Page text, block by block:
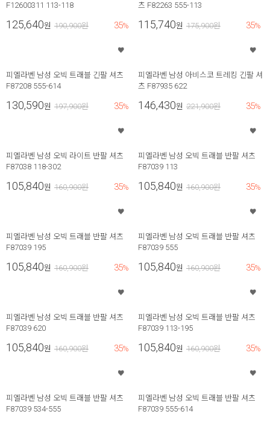
F12600311 113-118
125,640원 190,900원 35%
츠 F82263 555-113
115,740원 175,900원 35%
피엘라벤 남성 오빅 트래블 긴팔 셔츠
F87208 555-614
130,590원 197,900원 35%
피엘라벤 남성 아비스코 트레킹 긴팔 셔
츠 F87935 622
146,430원 221,900원 35%
피엘라벤 남성 오빅 라이트 반팔 셔츠
F87038 118-302
105,840원 160,900원 35%
피엘라벤 남성 오빅 트래블 반팔 셔츠
F87039 113
105,840원 160,900원 35%
피엘라벤 남성 오빅 트래블 반팔 셔츠
F87039 195
105,840원 160,900원 35%
피엘라벤 남성 오빅 트래블 반팔 셔츠
F87039 555
105,840원 160,900원 35%
피엘라벤 남성 오빅 트래블 반팔 셔츠
F87039 620
105,840원 160,900원 35%
피엘라벤 남성 오빅 트래블 반팔 셔츠
F87039 113-195
105,840원 160,900원 35%
피엘라벤 남성 오빅 트래블 반팔 셔츠
F87039 534-555
피엘라벤 남성 오빅 트래블 반팔 셔츠
F87039 555-614